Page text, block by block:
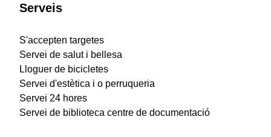
Serveis
S'accepten targetes
Servei de salut i bellesa
Lloguer de bicicletes
Servei d'estètica i o perruqueria
Servei 24 hores
Servei de biblioteca centre de documentació